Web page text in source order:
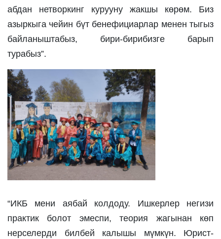
абдан нетворкинг курууну жакшы көрөм. Биз
азыркыга чейин бүт бенефициарлар менен тыгыз
байланыштабыз, бири-бирибизге барып
турабыз”.
“ИКБ мени аябай колдоду. Ишкерлер негизи
практик болот эмеспи, теория жагынан көп
нерселерди билбей калышы мүмкүн. Юрист-